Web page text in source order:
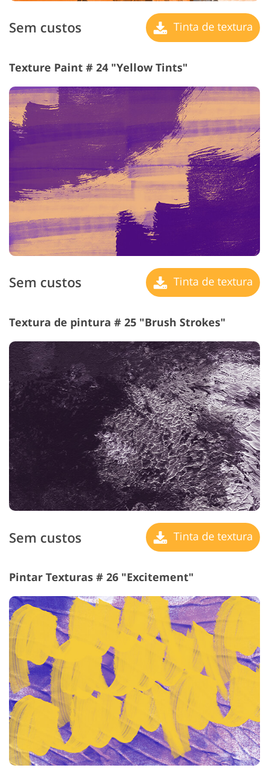
Sem custos Tinta de textura
Texture Paint # 24 "Yellow Tints"
Sem custos Tinta de textura
Textura de pintura # 25 "Brush Strokes"
Sem custos Tinta de textura
Pintar Texturas # 26 "Excitement"